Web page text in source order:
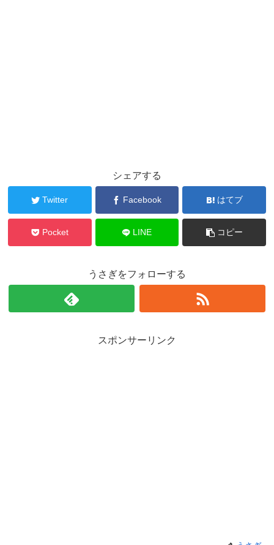
シェアする
Twitter Facebook はてブ
Pocket LINE コピー
うさぎをフォローする
スポンサーリンク